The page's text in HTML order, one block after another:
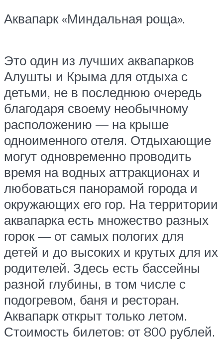
Аквапарк «Миндальная роща».
Это один из лучших аквапарков
Алушты и Крыма для отдыха с
детьми, не в последнюю очередь
благодаря своему необычному
расположению — на крыше
одноименного отеля. Отдыхающие
могут одновременно проводить
время на водных аттракционах и
любоваться панорамой города и
окружающих его гор. На территории
аквапарка есть множество разных
горок — от самых пологих для
детей и до высоких и крутых для их
родителей. Здесь есть бассейны
разной глубины, в том числе с
подогревом, баня и ресторан.
Аквапарк открыт только летом.
Стоимость билетов: от 800 рублей.